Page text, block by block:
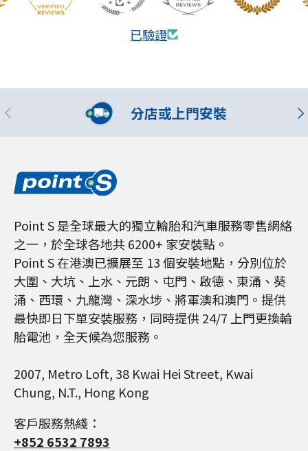
已驗證
分店或上門安裝
Point S 是全球最大的獨立輪胎和汽車服務零售網絡
之一，於全球各地共 6200+ 家安裝點。
Point S 在港澳已擴展至 13 個安裝地點，分別位於
大圍、大坑、上水、元朗、屯門、啟德、東涌、葵
涌、西環、九龍灣、深水埗、將軍澳和澳門。提供
最快即日下單安裝服務，同時提供 24/7 上門更換輪
胎電池，全天候為您服務。
2007, Metro Loft, 38 Kwai Hei Street, Kwai
Chung, N.T., Hong Kong
客戶服務熱綫：
+852 6532 7893